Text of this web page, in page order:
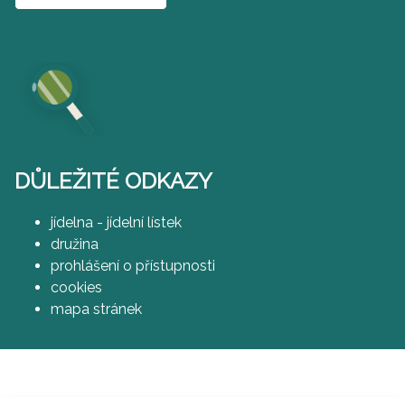
DŮLEŽITÉ ODKAZY
jídelna - jídelní lístek
družina
prohlášení o přístupnosti
cookies
mapa stránek